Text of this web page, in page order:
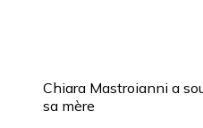
Chiara Mastroianni a
sa mère